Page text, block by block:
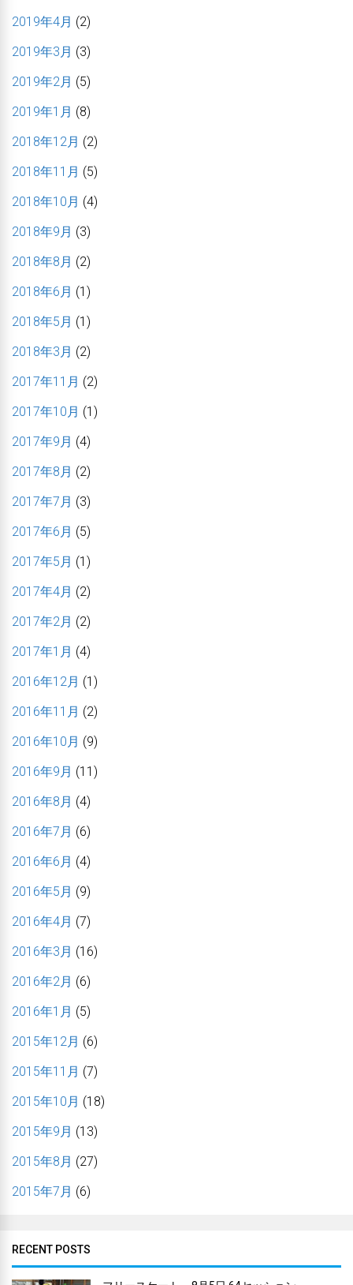
2019年4月 (2)
2019年3月 (3)
2019年2月 (5)
2019年1月 (8)
2018年12月 (2)
2018年11月 (5)
2018年10月 (4)
2018年9月 (3)
2018年8月 (2)
2018年6月 (1)
2018年5月 (1)
2018年3月 (2)
2017年11月 (2)
2017年10月 (1)
2017年9月 (4)
2017年8月 (2)
2017年7月 (3)
2017年6月 (5)
2017年5月 (1)
2017年4月 (2)
2017年2月 (2)
2017年1月 (4)
2016年12月 (1)
2016年11月 (2)
2016年10月 (9)
2016年9月 (11)
2016年8月 (4)
2016年7月 (6)
2016年6月 (4)
2016年5月 (9)
2016年4月 (7)
2016年3月 (16)
2016年2月 (6)
2016年1月 (5)
2015年12月 (6)
2015年11月 (7)
2015年10月 (18)
2015年9月 (13)
2015年8月 (27)
2015年7月 (6)
RECENT POSTS